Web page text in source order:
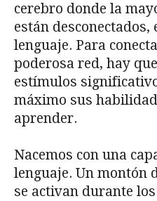
cerebro donde la
están
lenguaje. Para
poderosa red, hay
estímulos
máximo sus
aprender.
Nacemos con una
lenguaje. Un montón
se activan durante